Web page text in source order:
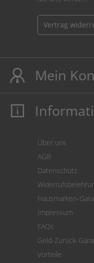
Vertrag
Mein
Mein Konto
Cookie
Über uns
AGB
Datenschutz
Hausmarken-
Impressum
FAQs
Geld-Zurück-
Vorteile